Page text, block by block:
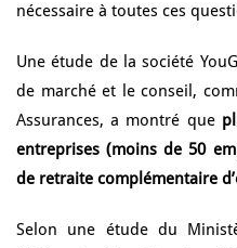
nécessaire à toutes ces
Une étude de la société
de marché et le conseil,
Assurances, a montré que
entreprises (moins de 50
de retraite complémentaire
Selon une étude du